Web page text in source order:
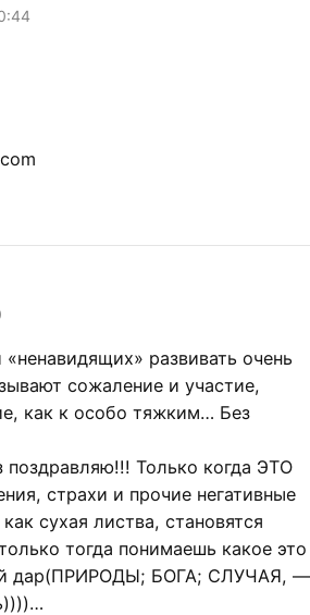
развивать очень
сожаление и участие,
как к особо тяжким… Без
поздравляю!!! Только когда ЭТО
страхи и прочие негативные
сухая листва, становятся
тогда понимаешь какое это
дар(ПРИРОДЫ; БОГА; СЛУЧАЯ, —